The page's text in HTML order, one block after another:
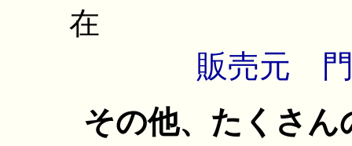
販売元 門
その他、たくさん